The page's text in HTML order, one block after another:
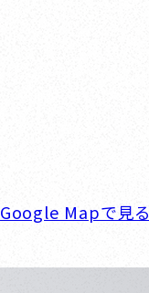
Google Mapで見る